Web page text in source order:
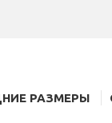
РАЗМЕРЫ